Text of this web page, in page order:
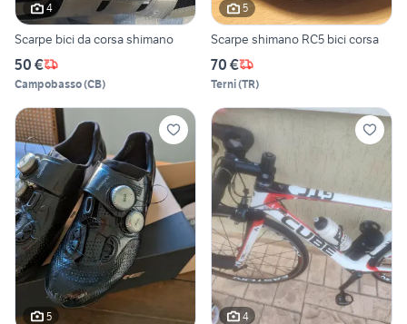
4
Scarpe bici da corsa shimano
50 €
Campobasso(CB)
5
Scarpe shimano RC5 bici corsa
70 €
Terni(TR)
5 4